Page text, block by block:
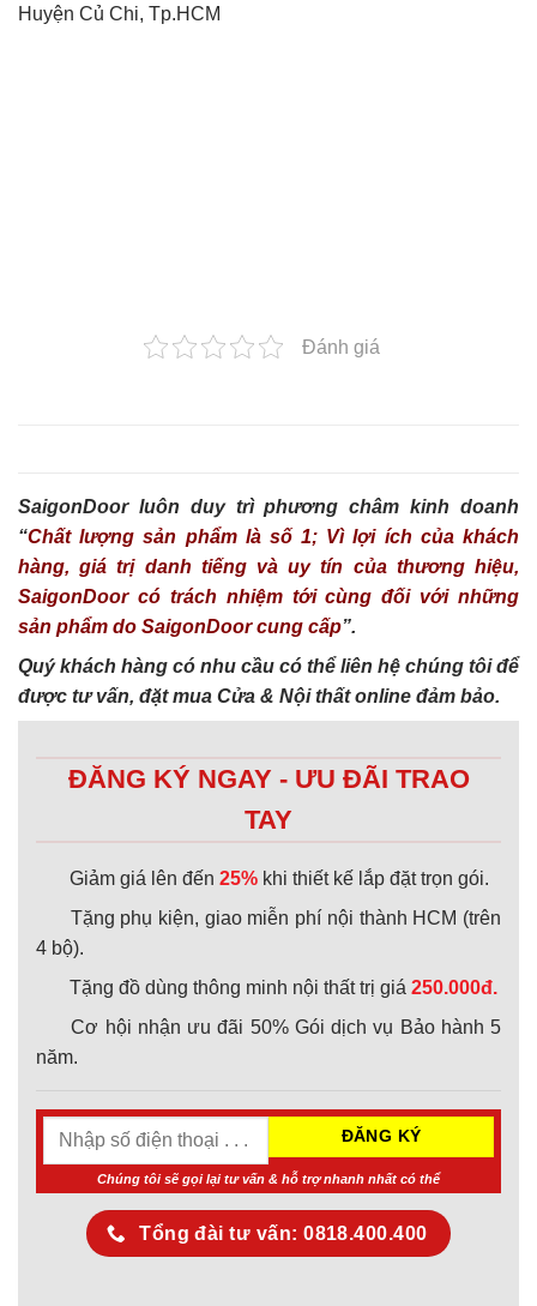
Huyện Củ Chi, Tp.HCM
Đánh giá
SaigonDoor luôn duy trì phương châm kinh doanh
“Chất lượng sản phẩm là số 1; Vì lợi ích của khách
hàng, giá trị danh tiếng và uy tín của thương hiệu,
SaigonDoor có trách nhiệm tới cùng đối với những
sản phẩm do SaigonDoor cung cấp”.
Quý khách hàng có nhu cầu có thể liên hệ chúng tôi để
được tư vấn, đặt mua Cửa & Nội thất online đảm bảo.
ĐĂNG KÝ NGAY - ƯU ĐÃI TRAO
TAY
Giảm giá lên đến 25% khi thiết kế lắp đặt trọn gói.
Tặng phụ kiện, giao miễn phí nội thành HCM (trên
4 bộ).
Tặng đồ dùng thông minh nội thất trị giá 250.000đ.
Cơ hội nhận ưu đãi 50% Gói dịch vụ Bảo hành 5
năm.
Chúng tôi sẽ gọi lại tư vấn & hỗ trợ nhanh nhất có thể
Tổng đài tư vấn: 0818.400.400